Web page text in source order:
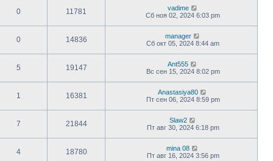
0 11781
vadime
Сб ноя 02, 2024 6:03 pm
0 14836
manager
Сб окт 05, 2024 8:44 am
5 19147
Ant555
Вс сен 15, 2024 8:02 pm
1 16381
Anastasiya80
Пт сен 06, 2024 8:59 pm
7 21844
Slaw2
Пт авг 30, 2024 6:18 pm
4 18780
mina 08
Пт авг 16, 2024 3:56 pm